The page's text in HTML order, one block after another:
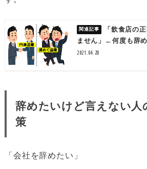
「飲食店の
ません」←何度も辞
2021.04.28
辞めたいけど言えない人
策
「会社を辞めたい」